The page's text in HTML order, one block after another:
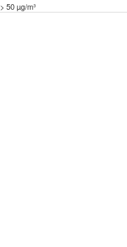
> 50 µg/m³